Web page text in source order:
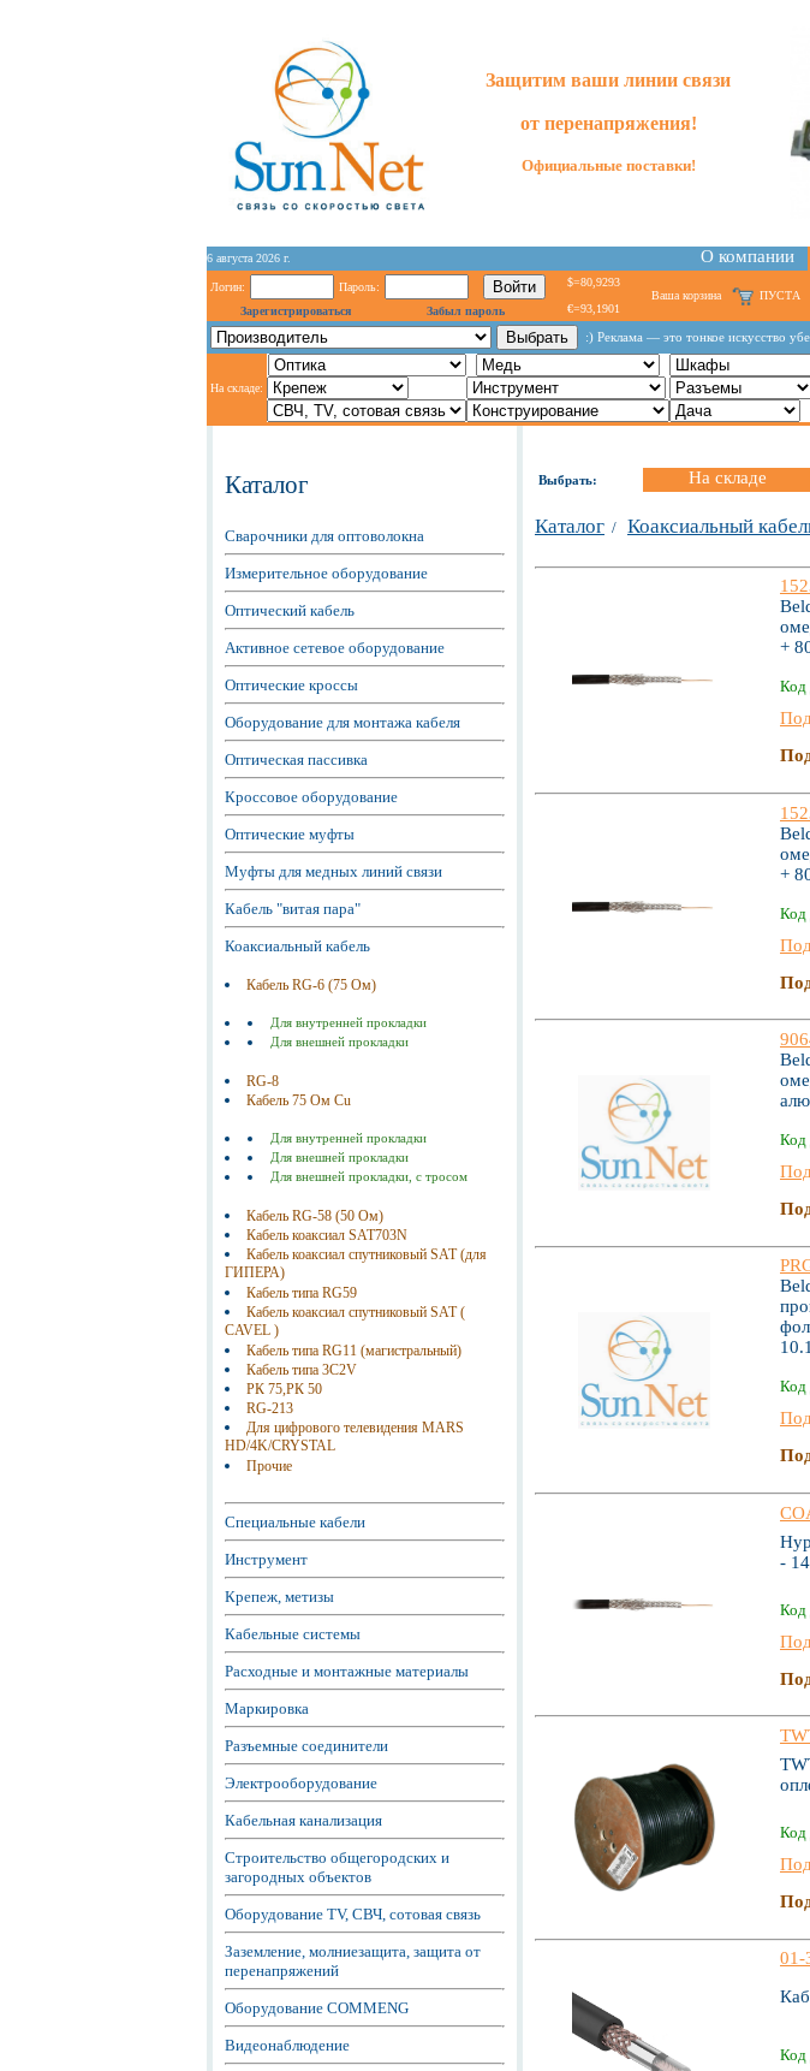
Защитим ваши линии связи
от перенапряжения!
Официальные поставки!
6 августа 2026 г. О компании
Логин:
Пароль:
Зарегистрироваться
Забыл пароль
$=80,9293
€=93,1901
Ваша корзина ПУСТА
:) Реклама — это тонкое искусство
На складе:
Каталог
Сварочники для оптоволокна
Измерительное оборудование
Оптический кабель
Активное сетевое оборудование
Оптические кроссы
Оборудование для монтажа кабеля
Оптическая пассивка
Кроссовое оборудование
Оптические муфты
Муфты для медных линий связи
Кабель "витая пара"
Коаксиальный кабель
Кабель RG-6 (75 Ом)
Для внутренней прокладки
Для внешней прокладки
RG-8
Кабель 75 Ом Cu
Для внутренней прокладки
Для внешней прокладки
Для внешней прокладки, с тросом
Кабель RG-58 (50 Ом)
Кабель коаксиал SAT703N
Кабель коаксиал спутниковый SAT (для
ГИПЕРА)
Кабель типа RG59
Кабель коаксиал спутниковый SAT (
CAVEL )
Кабель типа RG11 (магистральный)
Кабель типа 3C2V
РК 75,РК 50
RG-213
Для цифрового телевидения MARS
HD/4K/CRYSTAL
Прочие
Специальные кабели
Инструмент
Крепеж, метизы
Кабельные системы
Расходные и монтажные материалы
Маркировка
Разъемные соединители
Электрооборудование
Кабельная канализация
Строительство общегородских и
загородных объектов
Оборудование TV, СВЧ, сотовая связь
Заземление, молниезащита, защита от
перенапряжений
Оборудование COMMENG
Видеонаблюдение
Выбрать: На складе
Каталог / Коаксиальный
+
Код
+
Код
Код
Код
-
Код
Код
01-
Код